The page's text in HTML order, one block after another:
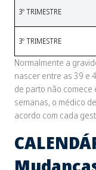
3º TRIMESTRE
3º TRIMESTRE
Normalmente a
nascer entre as 39 e
de parto não comece
semanas, o médico
acordo com cada